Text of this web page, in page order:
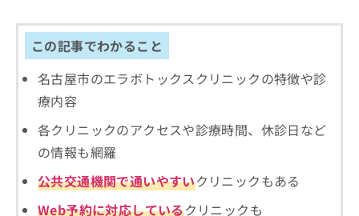
この記事でわかること
名古屋市のエラボトックスクリニックの特徴や診
療内容
各クリニックのアクセスや診療時間、休診日など
の情報も網羅
公共交通機関で通いやすいクリニックもある
Web予約に対応しているクリニックも
ので
ご了
承く
い。
込
こ
情
ち
無
報
の
申